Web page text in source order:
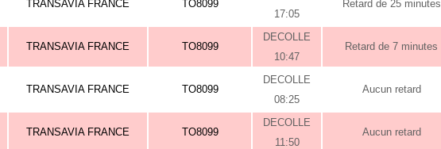
TRANSAVIA FRANCE TO8099
17:05
Retard de 25 minutes
TRANSAVIA FRANCE TO8099
DECOLLE
10:47
Retard de 7 minutes
TRANSAVIA FRANCE TO8099
DECOLLE
08:25
Aucun retard
TRANSAVIA FRANCE TO8099
DECOLLE
11:50
Aucun retard